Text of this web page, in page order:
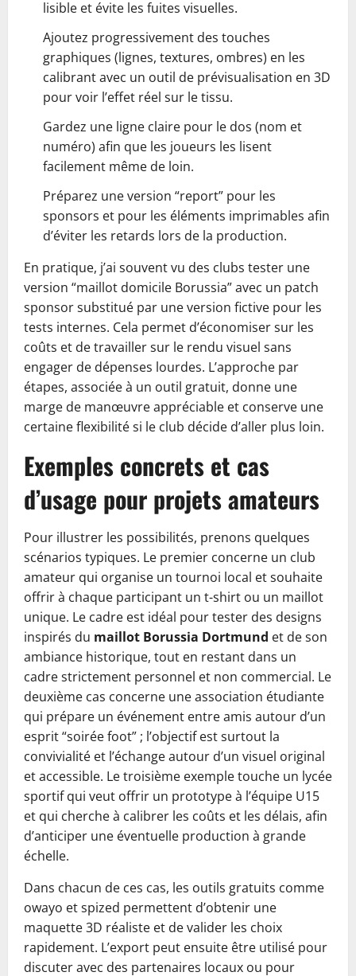
lisible et évite les fuites visuelles.
Ajoutez progressivement des touches
graphiques (lignes, textures, ombres) en les
calibrant avec un outil de prévisualisation en 3D
pour voir l’effet réel sur le tissu.
Gardez une ligne claire pour le dos (nom et
numéro) afin que les joueurs les lisent
facilement même de loin.
Préparez une version “report” pour les
sponsors et pour les éléments imprimables afin
d’éviter les retards lors de la production.
En pratique, j’ai souvent vu des clubs tester une
version “maillot domicile Borussia” avec un patch
sponsor substitué par une version fictive pour les
tests internes. Cela permet d’économiser sur les
coûts et de travailler sur le rendu visuel sans
engager de dépenses lourdes. L’approche par
étapes, associée à un outil gratuit, donne une
marge de manœuvre appréciable et conserve une
certaine flexibilité si le club décide d’aller plus loin.
Exemples concrets et cas
d’usage pour projets amateurs
Pour illustrer les possibilités, prenons quelques
scénarios typiques. Le premier concerne un club
amateur qui organise un tournoi local et souhaite
offrir à chaque participant un t-shirt ou un maillot
unique. Le cadre est idéal pour tester des designs
inspirés du maillot Borussia Dortmund et de son
ambiance historique, tout en restant dans un
cadre strictement personnel et non commercial. Le
deuxième cas concerne une association étudiante
qui prépare un événement entre amis autour d’un
esprit “soirée foot” ; l’objectif est surtout la
convivialité et l’échange autour d’un visuel original
et accessible. Le troisième exemple touche un lycée
sportif qui veut offrir un prototype à l’équipe U15
et qui cherche à calibrer les coûts et les délais, afin
d’anticiper une éventuelle production à grande
échelle.
Dans chacun de ces cas, les outils gratuits comme
owayo et spized permettent d’obtenir une
maquette 3D réaliste et de valider les choix
rapidement. L’export peut ensuite être utilisé pour
discuter avec des partenaires locaux ou pour